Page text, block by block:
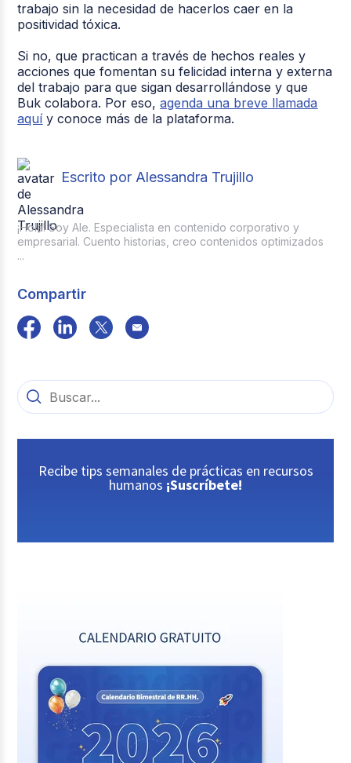
trabajo sin la necesidad de hacerlos caer en la
positividad tóxica.
Si no, que practican a través de hechos reales y
acciones que fomentan su felicidad interna y externa
del trabajo para que sigan desarrollándose y que
Buk colabora. Por eso,agenda una breve llamada
aquíy conoce más de la plataforma.
Escrito por Alessandra Trujillo
¡Hola! Soy Ale. Especialista en contenido corporativo y
empresarial. Cuento historias, creo contenidos optimizados
...
Compartir
Recibe tips semanales de prácticas en recursos
humanos ¡Suscríbete!